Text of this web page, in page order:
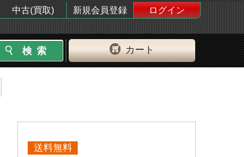
中古(買取) 新規会員登録
ログイン
カート
送料無料